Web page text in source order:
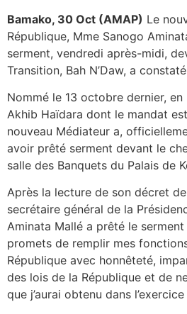
Bamako, 30 Oct (AMAP) Le
République, Mme Sanogo
serment, vendredi après-midi,
Transition, Bah N’Daw, a constaté
Nommé le 13 octobre dernier,
Akhib Haïdara dont le mandat
nouveau Médiateur a,
avoir prêté serment devant le
salle des Banquets du Palais de
Après la lecture de son décret
secrétaire général de la
Aminata Mallé a prêté le
promets de remplir mes
République avec honnêteté,
des lois de la République et de
que j’aurai obtenu dans